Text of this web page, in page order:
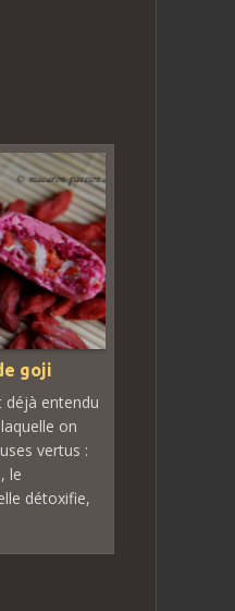
goji
déjà entendu
on
vertus :
le
détoxifie,